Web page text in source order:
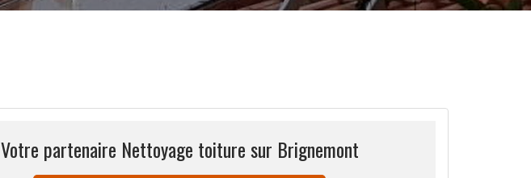
Votre partenaire Nettoyage toiture sur Brignemont